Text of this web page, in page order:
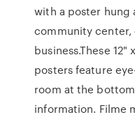
with a poster hung
community center,
business.These
posters feature
room at the
information. Filme